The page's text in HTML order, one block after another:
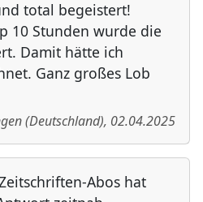
total begeistert!
10 Stunden wurde die
Damit hätte ich
Ganz großes Lob
(Deutschland), 02.04.2025
Abos hat